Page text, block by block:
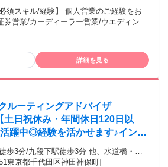
込み営業なし、新規開拓なし ・50代･60
、定年後の仕事 ・ずっと働ける仕事 ・
･職種未経験OK ＊経験者歓迎･有資格
など学歴不問 ＊中高年･ミドルシニア活
迎（ブランクOK） ＊管理職･マネジメン
以上も応募可
8934円 〜 11万7908円（固定残業時間：
固定残業時間を超えた勤務時間につい
に一律で支払わ
族手当金額：なし 全員に一律で支払われ
働手当 月45時間分を含む ・昇給・
交通費支給（月上限3万円まで） ・リモ
時金：2万円、5000円/月） ・出張手当 ・
・出産祝い金 など
須スキル/経験】 個人営業のご経験をお
券営業/カーディーラー営業/ウエディング
採用やキャリア
・本質的な課題解決がしたい方 ・新規事
変化を楽しめる方 ・論理的に考え、伝え
詳細を見る
ルーティングアドバイザ
土日祝休み・年間休日120日以
活躍中◎経験を活かせます♪インセ
充実★身だしなみの規定なし♪
歩3分/九段下駅徒歩3分 他、水道橋・竹
茶ノ水からアクセス可能
東京都千代田区神田神保町]